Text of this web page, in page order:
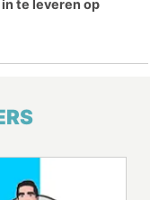
te leveren op